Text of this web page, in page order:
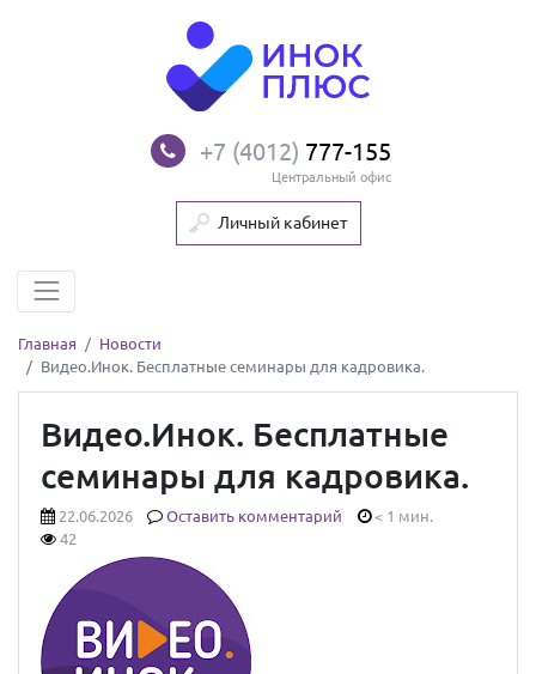
+7 (4012) 777-155
Центральный офис
Личный кабинет
Главная
Новости
Видео.Инок. Бесплатные семинары для кадровика.
Видео.Инок. Бесплатные
семинары для кадровика.
22.06.2026 Оставить комментарий
< 1 мин.
42